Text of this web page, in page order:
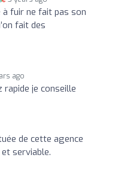
à fuir ne fait pas son
fait des
ago
rapide je conseille
de cette agence
serviable.